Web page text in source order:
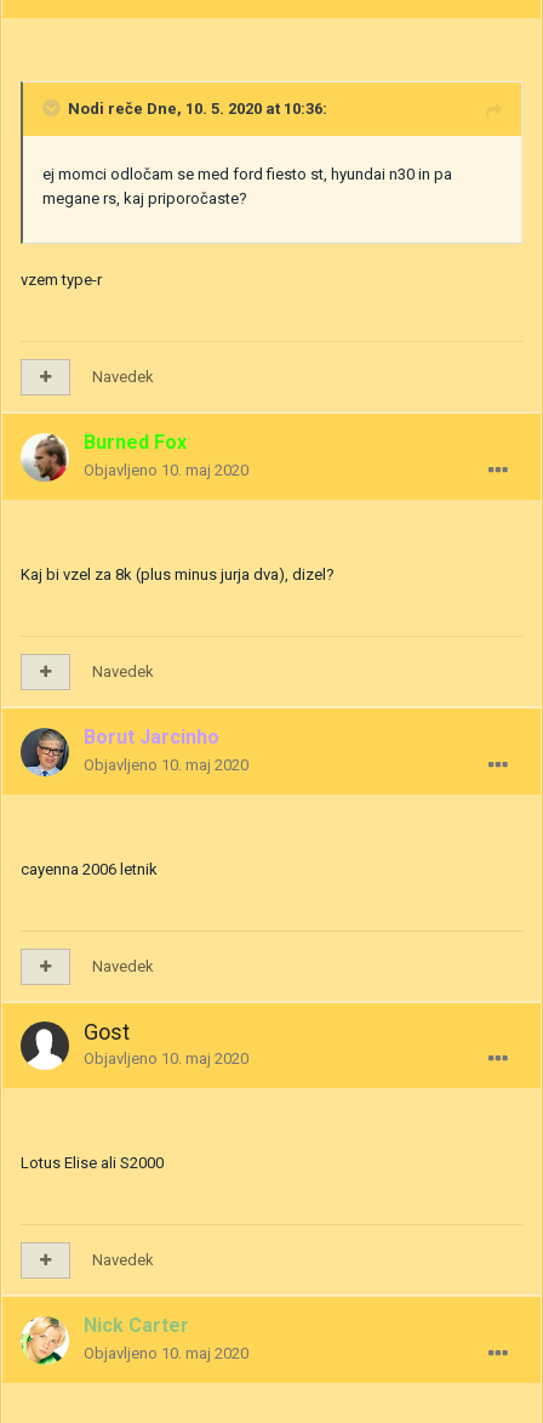
Nodi reče Dne, 10. 5. 2020 at 10:36:
ej momci odločam se med ford fiesto st, hyundai n30 in pa
megane rs, kaj priporočaste?
vzem type-r
Navedek
Burned Fox
Objavljeno 10. maj 2020
Kaj bi vzel za 8k (plus minus jurja dva), dizel?
Navedek
Borut Jarcinho
Objavljeno 10. maj 2020
cayenna 2006 letnik
Navedek
Gost
Objavljeno 10. maj 2020
Lotus Elise ali S2000
Navedek
Nick Carter
Objavljeno 10. maj 2020